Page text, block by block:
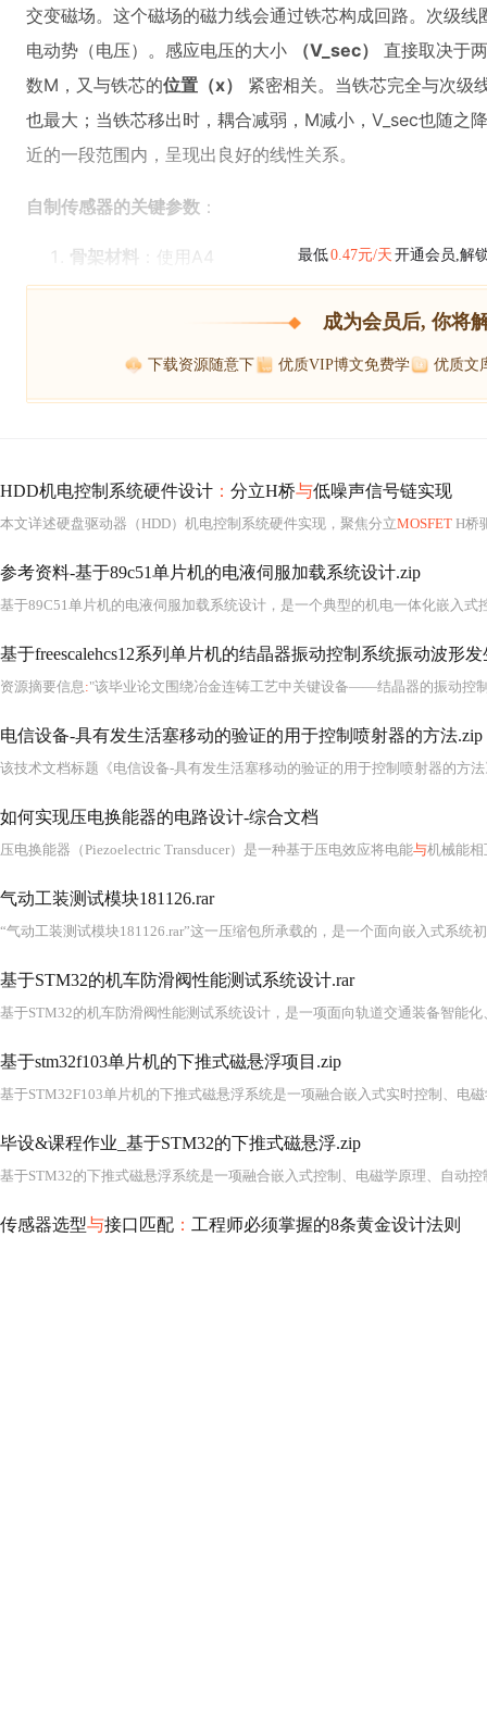
交变磁场。这个磁场的磁力线会通过铁芯构成回路。次级
电动势（电压）。感应电压的大小
（V_sec）
直接取决于
数M，又与铁芯的位置（x）
紧密相关。当铁芯完全与次级
也最大；当铁芯移出时，耦合减弱，M减小，V_sec也随之
近的一段范围内，呈现出良好的线性关系。
自制传感器的关键参数 ：
骨架材料 ：使用A4 最低0.47元/天 开通会员,解
成为会员后, 你将
下载资源随意下 优质VIP博文免费学 优质文
HDD机电控制系统硬件设计 ： 分立H桥与低噪声信号链实现
本文详述硬盘驱动器（HDD）机电控制系统硬件实现，聚焦分立MOSFET H桥
参考资料-基于89c51单片机的电液伺服加载系统设计.zip
基于freescalehcs12系列单片机的结晶器振动控制系统振动波形
资源摘要信息:"该毕业论文围绕冶金连铸工艺中关键设备——结晶器的振动控制问题，系统性地构建了一套
电信设备-具有发生活塞移动的验证的用于控制喷射器的方法.zip
如何实现压电换能器的电路设计-综合文档
压电换能器（Piezoelectric Transducer）是一种基于压电效应将电能与机械能
气动工装测试模块181126.rar
基于STM32的机车防滑阀性能测试系统设计.rar
基于STM32的机车防滑阀性能测试系统设计，是一项面向轨道交通装备智能化
基于stm32f103单片机的下推式磁悬浮项目.zip
基于STM32F103单片机的下推式磁悬浮系统是一项融合嵌入式实时控制、电
毕设&课程作业_基于STM32的下推式磁悬浮.zip
基于STM32的下推式磁悬浮系统是一项融合嵌入式控制、电磁学原理、自动控
传感器选型与接口匹配 ： 工程师必须掌握的8条黄金设计法则